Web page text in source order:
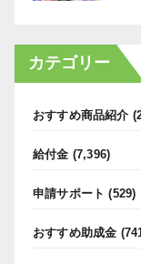
カテゴリー
おすすめ商品紹介
給付金 (7,396)
申請サポート (529)
おすすめ助成金